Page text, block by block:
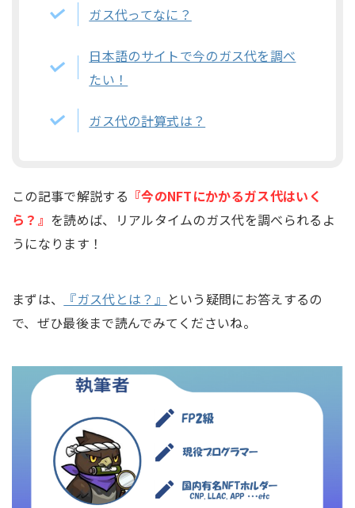
ガス代ってなに？
日本語のサイトで今のガス代を調べ
たい！
ガス代の計算式は？
この記事で解説する 『今のNFTにかかるガス代はいく
ら？』 を読めば、リアルタイムのガス代を調べられるよ
うになります！
まずは、 『ガス代とは？』 という疑問にお答えするの
で、ぜひ最後まで読んでみてくださいね。